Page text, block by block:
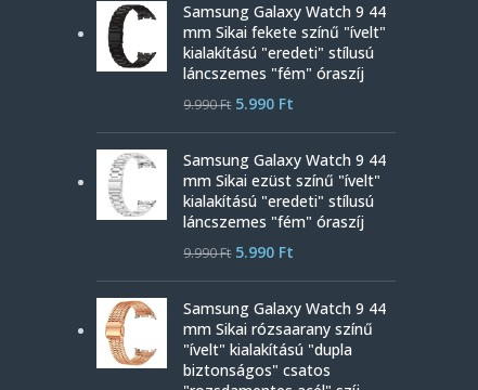
Samsung Galaxy Watch 9 44
mm Sikai fekete színű "ívelt"
kialakítású "eredeti" stílusú
láncszemes "fém" óraszíj
9.990Ft 5.990 Ft
Samsung Galaxy Watch 9 44
mm Sikai ezüst színű "ívelt"
kialakítású "eredeti" stílusú
láncszemes "fém" óraszíj
9.990Ft 5.990 Ft
Samsung Galaxy Watch 9 44
mm Sikai rózsaarany színű
"ívelt" kialakítású "dupla
biztonságos" csatos